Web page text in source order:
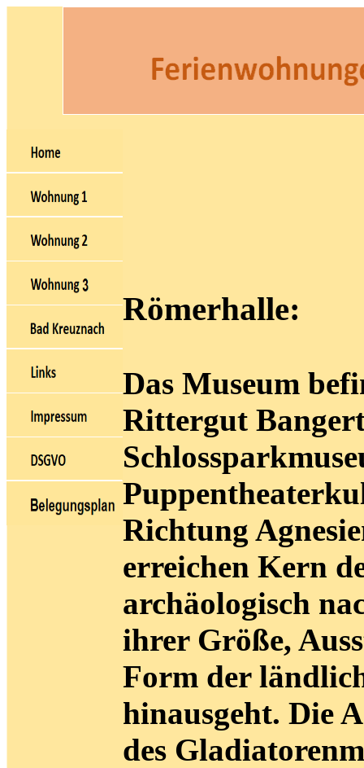
Römerhalle:
Das Museum
Rittergut
Richtung
erreichen Kern
archäologisch
ihrer Größe,
Form der
hinausgeht. Die
des